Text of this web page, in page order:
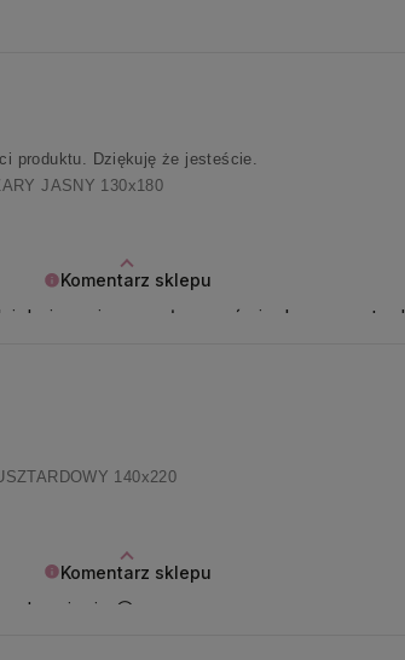
Komentarz sklepu
i przesyłamy uśmiech na resztę
produktu. Dziękuję że jesteście.
JASNY 130x180
Komentarz sklepu
😊
140x220